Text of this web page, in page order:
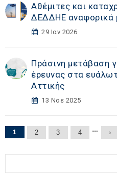
Αθέμιτες και
ΔΕΔΔΗΕ αναφορικά
29 Ιαν 2026
Πράσινη μετάβαση
έρευνας στα
Αττικής
13 Νοε 2025
Σελίδες
1 2 3 4 … ›